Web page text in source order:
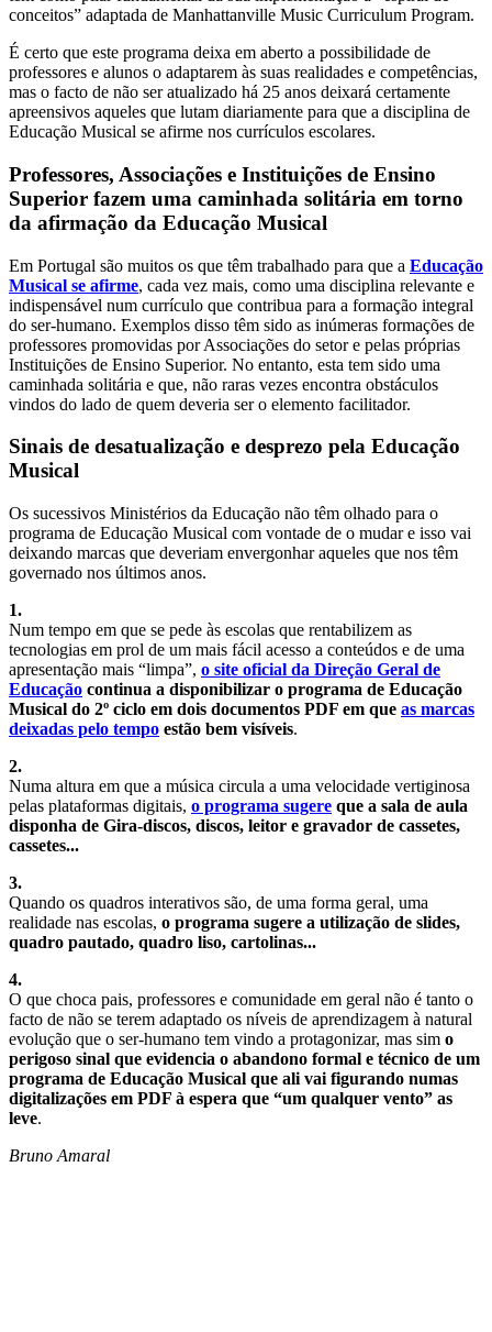
conceitos” adaptada de Manhattanville Music Curriculum Program.
É certo que este programa deixa em aberto a possibilidade de
professores e alunos o adaptarem às suas realidades e competências,
mas o facto de não ser atualizado há 25 anos deixará certamente
apreensivos aqueles que lutam diariamente para que a disciplina de
Educação Musical se afirme nos currículos escolares.
Professores, Associações e Instituições de Ensino
Superior fazem uma caminhada solitária em torno
da afirmação da Educação Musical
Em Portugal são muitos os que têm trabalhado para que a Educação
Musical se afirme, cada vez mais, como uma disciplina relevante e
indispensável num currículo que contribua para a formação integral
do ser-humano. Exemplos disso têm sido as inúmeras formações de
professores promovidas por Associações do setor e pelas próprias
Instituições de Ensino Superior. No entanto, esta tem sido uma
caminhada solitária e que, não raras vezes encontra obstáculos
vindos do lado de quem deveria ser o elemento facilitador.
Sinais de desatualização e desprezo pela Educação
Musical
Os sucessivos Ministérios da Educação não têm olhado para o
programa de Educação Musical com vontade de o mudar e isso vai
deixando marcas que deveriam envergonhar aqueles que nos têm
governado nos últimos anos.
1.
Num tempo em que se pede às escolas que rentabilizem as
tecnologias em prol de um mais fácil acesso a conteúdos e de uma
apresentação mais “limpa”, o site oficial da Direção Geral de
Educação continua a disponibilizar o programa de Educação
Musical do 2º ciclo em dois documentos PDF em que as marcas
deixadas pelo tempo estão bem visíveis.
2.
Numa altura em que a música circula a uma velocidade vertiginosa
pelas plataformas digitais, o programa sugere que a sala de aula
disponha de Gira-discos, discos, leitor e gravador de cassetes,
cassetes...
3.
Quando os quadros interativos são, de uma forma geral, uma
realidade nas escolas, o programa sugere a utilização de slides,
quadro pautado, quadro liso, cartolinas...
4.
O que choca pais, professores e comunidade em geral não é tanto o
facto de não se terem adaptado os níveis de aprendizagem à natural
evolução que o ser-humano tem vindo a protagonizar, mas sim o
perigoso sinal que evidencia o abandono formal e técnico de um
programa de Educação Musical que ali vai figurando numas
digitalizações em PDF à espera que “um qualquer vento” as
leve.
Bruno Amaral